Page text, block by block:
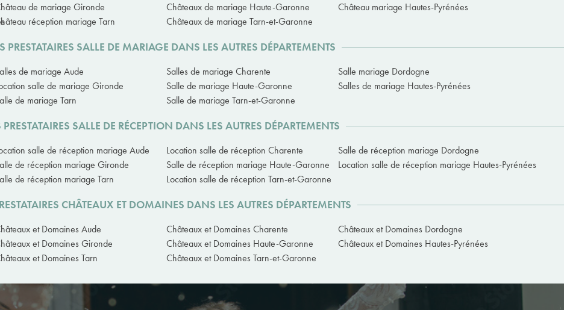
de mariage Gironde Châteaux de mariage Haute-Garonne
Château mariage Hautes-Pyrénées
réception mariage Tarn Châteaux de mariage Tarn-et-Garonne
PRESTATAIRES SALLE DE MARIAGE DANS LES AUTRES DÉPARTEMENTS
de mariage Aude Salles de mariage Charente
Salle mariage Dordogne
salle de mariage Gironde Salle de mariage Haute-Garonne
Salles de mariage Hautes-Pyrénées
de mariage Tarn Salle de mariage Tarn-et-Garonne
SALLE DE RÉCEPTION DANS LES AUTRES DÉPARTEMENTS
salle de réception mariage Aude Location salle de réception Charente
Salle de réception mariage Dordogne
de réception mariage Gironde Salle de réception mariage Haute-Garonne
Location salle de réception mariage Hautes-Pyrénées
de réception mariage Tarn Location salle de réception Tarn-et-Garonne
CHÂTEAUX ET DOMAINES DANS LES AUTRES DÉPARTEMENTS
et Domaines Aude Châteaux et Domaines Charente
Châteaux et Domaines Dordogne
et Domaines Gironde Châteaux et Domaines Haute-Garonne
Châteaux et Domaines Hautes-Pyrénées
et Domaines Tarn Châteaux et Domaines Tarn-et-Garonne